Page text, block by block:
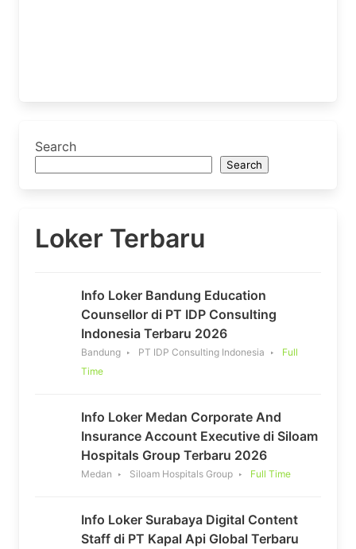
Search
Search
Loker Terbaru
Info Loker Bandung Education
Counsellor di PT IDP Consulting
Indonesia Terbaru 2026
Bandung PT IDP Consulting Indonesia
Full
Time
Info Loker Medan Corporate And
Insurance Account Executive di Siloam
Hospitals Group Terbaru 2026
Medan Siloam Hospitals Group Full Time
Info Loker Surabaya Digital Content
Staff di PT Kapal Api Global Terbaru